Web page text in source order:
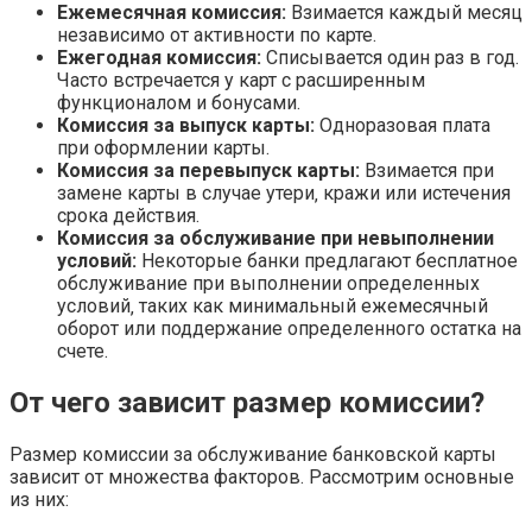
Ежемесячная комиссия: Взимается каждый месяц
независимо от активности по карте.
Ежегодная комиссия: Списывается один раз в год.
Часто встречается у карт с расширенным
функционалом и бонусами.
Комиссия за выпуск карты: Одноразовая плата
при оформлении карты.
Комиссия за перевыпуск карты: Взимается при
замене карты в случае утери‚ кражи или истечения
срока действия.
Комиссия за обслуживание при невыполнении
условий: Некоторые банки предлагают бесплатное
обслуживание при выполнении определенных
условий‚ таких как минимальный ежемесячный
оборот или поддержание определенного остатка на
счете.
От чего зависит размер комиссии?
Размер комиссии за обслуживание банковской карты
зависит от множества факторов. Рассмотрим основные
из них: